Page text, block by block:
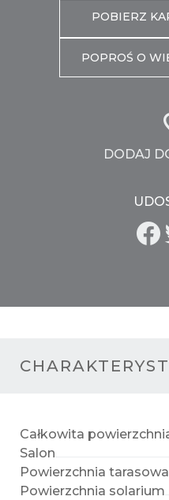
Całkowita
Salon
Powierzchnia tarasowa
Powierzchnia solarium
POBIERZ
POPROŚ O
DODAJ